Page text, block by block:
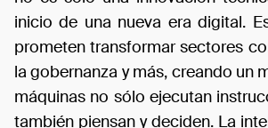
inicio de una nueva era digital.
prometen transformar sectores
la gobernanza y más, creando un
máquinas no sólo ejecutan
también piensan y deciden. La